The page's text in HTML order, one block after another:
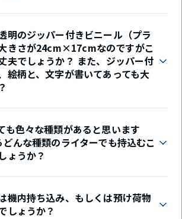
明のジッパー付きビニール（プラ
きさが24cm×17cmなのですがこ
夫でしょうか？ また、ジッパー付
絵柄と、文字が書いてあっても大
も色々な種類があると思います
んな種類のライターでも持込むこ
ょうか？
機内持ち込み、もしくは預け荷物
しょうか？